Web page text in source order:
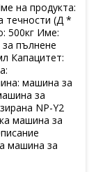
на продукта:
течности (Д *
500кг Име:
пълнене
Капацитет:
машина за
за
NP-Y2
машина за
машина за